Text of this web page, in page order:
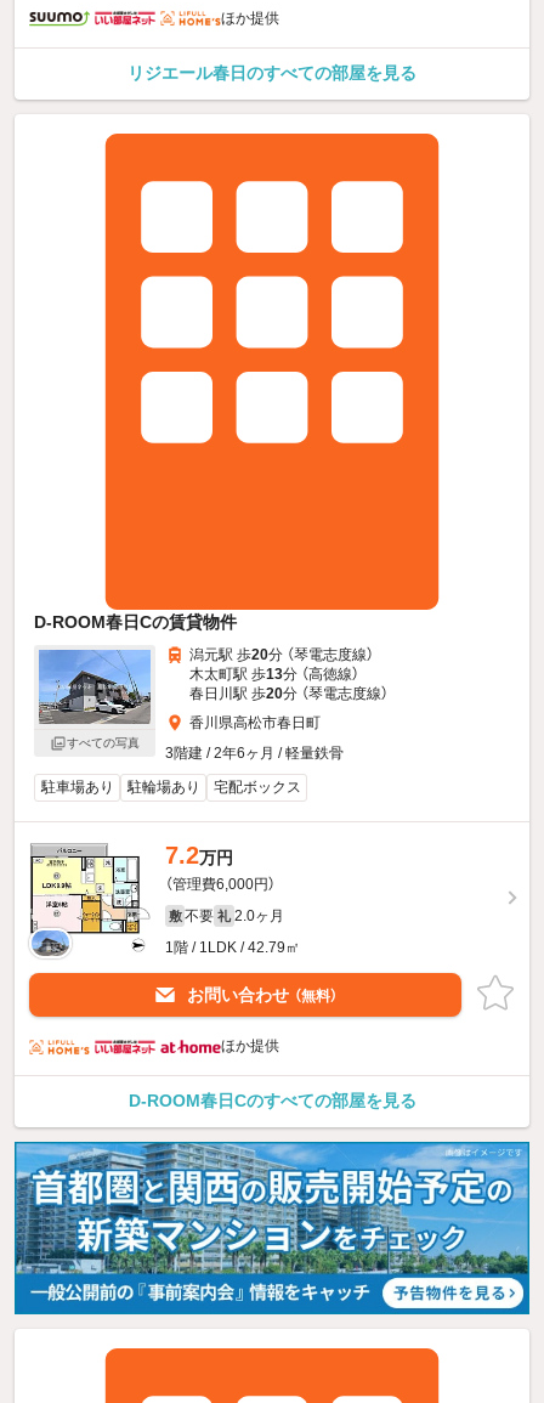
ほか提供
リジエール春日のすべての部屋を見る
D-ROOM春日Cの賃貸物件
すべての写真
潟元駅 歩20分 （琴電志度線）
木太町駅 歩13分 （高徳線）
春日川駅 歩20分 （琴電志度線）
香川県高松市春日町
3階建 / 2年6ヶ月 / 軽量鉄骨
駐車場あり
駐輪場あり 宅配ボックス
7.2万円
（管理費6,000円）
敷 不要 礼 2.0ヶ月
1階 / 1LDK / 42.79㎡
お問い合わせ （無料）
ほか提供
D-ROOM春日Cのすべての部屋を見る